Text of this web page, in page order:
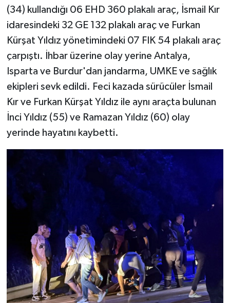
(34) kullandığı 06 EHD 360 plakalı araç, İsmail Kır
idaresindeki 32 GE 132 plakalı araç ve Furkan
Kürşat Yıldız yönetimindeki 07 FIK 54 plakalı araç
çarpıştı. İhbar üzerine olay yerine Antalya,
Isparta ve Burdur'dan jandarma, UMKE ve sağlık
ekipleri sevk edildi. Feci kazada sürücüler İsmail
Kır ve Furkan Kürşat Yıldız ile aynı araçta bulunan
İnci Yıldız (55) ve Ramazan Yıldız (60) olay
yerinde hayatını kaybetti.